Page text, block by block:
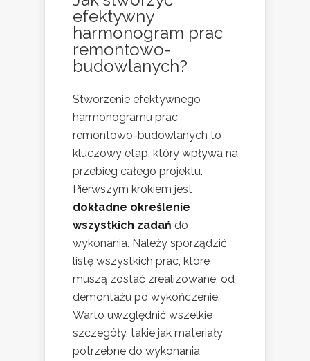
efektywny
harmonogram prac
remontowo-
budowlanych?
Stworzenie efektywnego
harmonogramu prac
remontowo-budowlanych to
kluczowy etap, który wpływa na
przebieg całego projektu.
Pierwszym krokiem jest
dokładne określenie
wszystkich zadań do
wykonania. Należy sporządzić
listę wszystkich prac, które
muszą zostać zrealizowane, od
demontażu po wykończenie.
Warto uwzględnić wszelkie
szczegóły, takie jak materiały
potrzebne do wykonania